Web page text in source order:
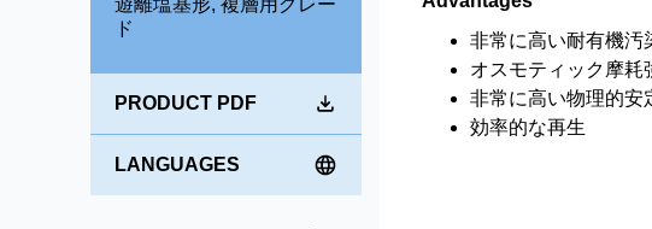
遊離塩基形, 複層用グレー
ド
PRODUCT PDF
LANGUAGES
非常に高い耐有機汚
オスモティック摩耗
非常に高い物理的安
効率的な再生